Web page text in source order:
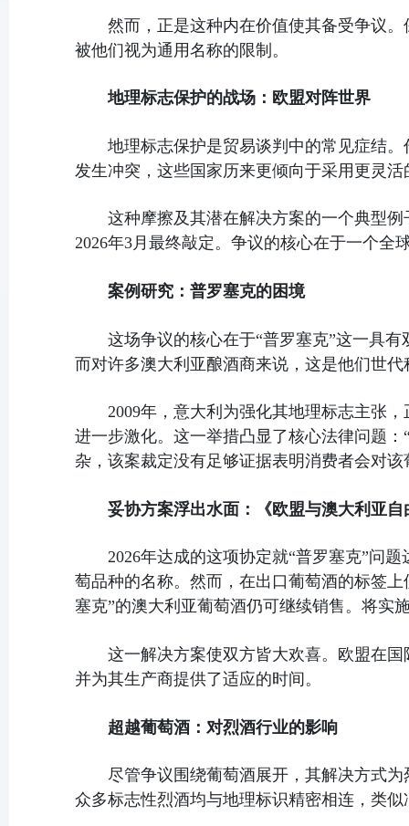
然而，正是这种内在价值使其备受争议
被他们视为通用名称的限制。
地理标志保护的战场：欧盟对阵世界
地理标志保护是贸易谈判中的常见症结
发生冲突，这些国家历来更倾向于采用更灵活
这种摩擦及其潜在解决方案的一个典型
2026年3月最终敲定。争议的核心在于一个全
案例研究：普罗塞克的困境
这场争议的核心在于“普罗塞克”这一具
而对许多澳大利亚酿酒商来说，这是他们世
2009年，意大利为强化其地理标志主张
进一步激化。这一举措凸显了核心法律问题
杂，该案裁定没有足够证据表明消费者会对
妥协方案浮出水面：《欧盟与澳大利亚自
2026年达成的这项协定就“普罗塞克”问
萄品种的名称。然而，在出口葡萄酒的标签
塞克”的澳大利亚葡萄酒仍可继续销售。将实
这一解决方案使双方皆大欢喜。欧盟在
并为其生产商提供了适应的时间。
超越葡萄酒：对烈酒行业的影响
尽管争议围绕葡萄酒展开，其解决方式
众多标志性烈酒均与地理标识精密相连，类